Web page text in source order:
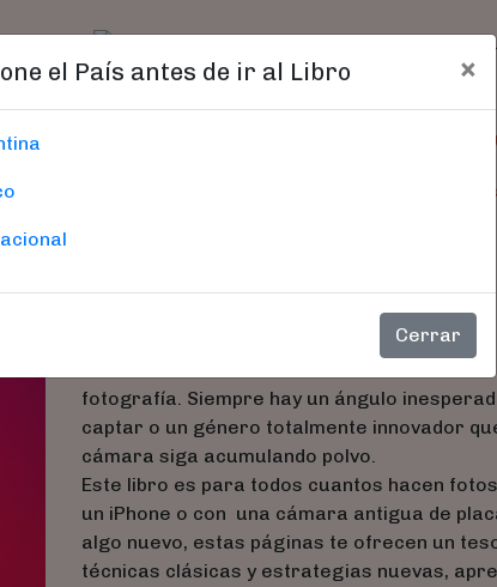
Catálogo
el País antes de ir al Libro ×
Cerrar
Fotografía
Ideas, Conceptos Y
Alimenta tu creatividad con un
fotografía. Siempre hay un ángulo
captar o un género totalmente innovador
cámara siga acumulando polvo.
Este libro es para todos cuantos hacen
un iPhone o con una cámara antigua de
algo nuevo, estas páginas te ofrecen un
técnicas clásicas y estrategias nuevas,